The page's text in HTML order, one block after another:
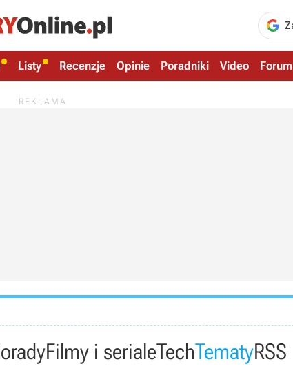
Listy Recenzje Opinie Poradniki Video Forum
Filmy i serialeTechTematyRSS